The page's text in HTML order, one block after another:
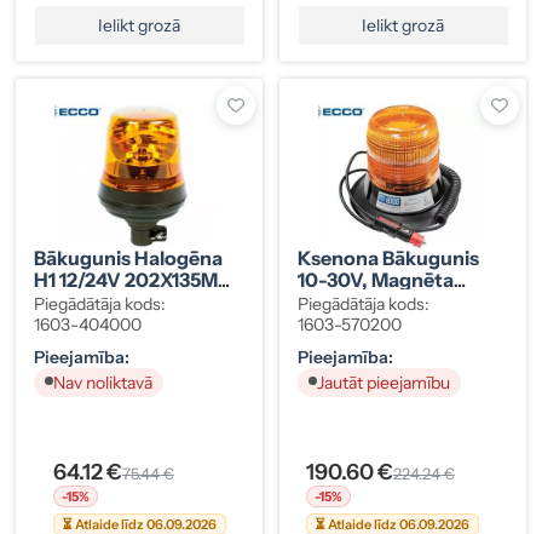
Ielikt grozā Ielikt grozā
Bākugunis Halogēna
H1 12/24V 202X135MM
Tapas Stiprinājums
Piegādātāja kods:
1603-404000
Pieejamība:
Nav noliktavā
64.12 €75.44 €
-15%
⏳ Atlaide līdz 06.09.2026
Ksenona Bākugunis
10-30V, Magnēta
Stiprinājums
Piegādātāja kods:
1603-570200
Pieejamība:
Jautāt pieejamību
190.60 €224.24 €
-15%
⏳ Atlaide līdz 06.09.2026